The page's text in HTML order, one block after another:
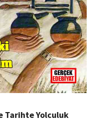
Tarihte Yolculuk